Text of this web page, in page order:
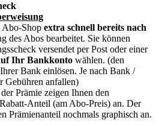
Abo-Shop extra schnell bereits nach
des Abos bearbeitet. Sie können
versendet per Post oder einer
Ihr Bankkonto wählen. (den
Bank einlösen. Je nach Bank /
Gebühren anfallen)
Prämie zeigen Ihnen den
Anteil (am Abo-Preis) an. Der
Prämienanteil nochmals graphisch an.